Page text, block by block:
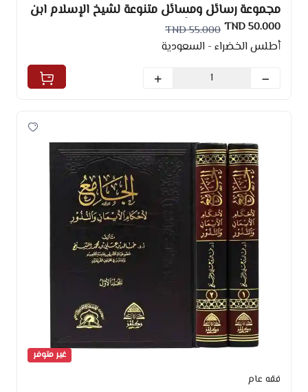
مجموعة رسائل ومسائل متنوعة لشيخ الإسلام ابن
تيمية (المجموعة الأولى)
50.000 TND
55.000 TND
أطلس الخضراء - السعودية
غير متوفر
فقه عام